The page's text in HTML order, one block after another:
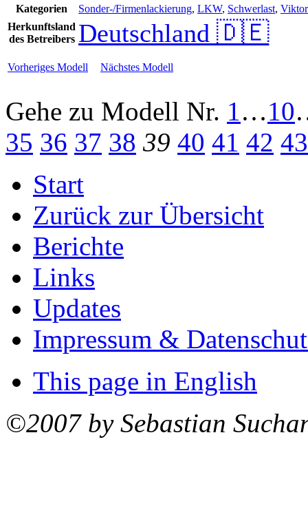
Kategorien Sonder-/Firmenlackierung, LKW, Schwerlast,
Herkunftsland
des Betreibers Deutschland 🇩🇪
Vorheriges Modell Nächstes Modell
Gehe zu Modell Nr. 1…10
35 36 37 38 39 40 41 42 43
Start
Zurück zur Übersicht
Berichte
Links
Updates
Impressum &
This page in English
©2007 by Sebastian